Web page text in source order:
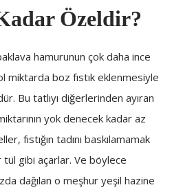
Özeldir?
hamurunun çok daha ince
miktarda boz fıstık eklenmesiyle
Bu tatlıyı diğerlerinden ayıran
yok denecek kadar az
fıstığın tadını baskılamamak
tül gibi açarlar. Ve böylece
dağılan o meşhur yeşil hazine